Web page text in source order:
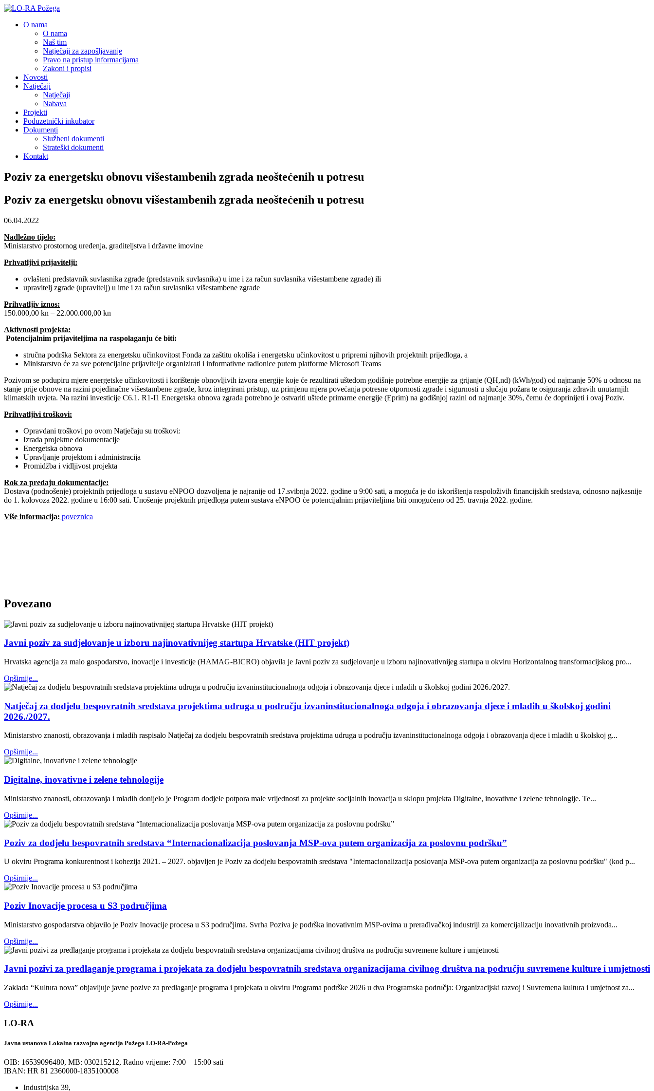
O nama
O nama
Naš tim
Natječaji za zapošljavanje
Pravo na pristup informacijama
Zakoni i propisi
Novosti
Natječaji
Natječaji
Nabava
Projekti
Poduzetnički inkubator
Dokumenti
Službeni dokumenti
Strateški dokumenti
Kontakt
Poziv za energetsku obnovu višestambenih zgrada neoštećenih u potresu
Poziv za energetsku obnovu višestambenih zgrada neoštećenih u potresu
06.04.2022
Nadležno tijelo:
Ministarstvo prostornog uređenja, graditeljstva i državne imovine
Prhvatljivi prijavitelji:
ovlašteni predstavnik suvlasnika zgrade (predstavnik suvlasnika) u ime i za račun suvlasnika višestambene zgrade) ili
upravitelj zgrade (upravitelj) u ime i za račun suvlasnika višestambene zgrade
Prihvatljiv iznos:
150.000,00 kn – 22.000.000,00 kn
Aktivnosti projekta:
Potencijalnim prijaviteljima na raspolaganju će biti:
stručna podrška Sektora za energetsku učinkovitost Fonda za zaštitu okoliša i energetsku učinkovitost u pripremi njihovih projektnih prijedloga, a
Ministarstvo će za sve potencijalne prijavitelje organizirati i informativne radionice putem platforme Microsoft Teams
Pozivom se podupiru mjere energetske učinkovitosti i korištenje obnovljivih izvora energije koje će rezultirati uštedom godišnje potrebne energije za grijanje (QH,nd) (kWh/god) od najmanje 50% u odnosu na
stanje prije obnove na razini pojedinačne višestambene zgrade, kroz integrirani pristup, uz primjenu mjera povećanja potresne otpornosti zgrade i sigurnosti u slučaju požara te osiguranja zdravih unutarnjih
klimatskih uvjeta. Na razini investicije C6.1. R1-I1 Energetska obnova zgrada potrebno je ostvariti uštede primarne energije (Eprim) na godišnjoj razini od najmanje 30%, čemu će doprinijeti i ovaj Poziv.
Prihvatljivi troškovi:
Opravdani troškovi po ovom Natječaju su troškovi:
Izrada projektne dokumentacije
Energetska obnova
Upravljanje projektom i administracija
Promidžba i vidljivost projekta
Rok za predaju dokumentacije:
Dostava (podnošenje) projektnih prijedloga u sustavu eNPOO dozvoljena je najranije od 17.svibnja 2022. godine u 9:00 sati, a moguća je do iskorištenja raspoloživih financijskih sredstava, odnosno najkasnije
do 1. kolovoza 2022. godine u 16:00 sati. Unošenje projektnih prijedloga putem sustava eNPOO će potencijalnim prijaviteljima biti omogućeno od 25. travnja 2022. godine.
Više informacija: poveznica
Povezano
Javni poziv za sudjelovanje u izboru najinovativnijeg startupa Hrvatske (HIT projekt)
Hrvatska agencija za malo gospodarstvo, inovacije i investicije (HAMAG-BICRO) objavila je Javni poziv za sudjelovanje u izboru najinovativnijeg startupa u okviru Horizontalnog transformacijskog pro...
Opširnije...
Natječaj za dodjelu bespovratnih sredstava projektima udruga u području izvaninstitucionalnoga odgoja i obrazovanja djece i mladih u školskoj godini
2026./2027.
Ministarstvo znanosti, obrazovanja i mladih raspisalo Natječaj za dodjelu bespovratnih sredstava projektima udruga u području izvaninstitucionalnoga odgoja i obrazovanja djece i mladih u školskoj g...
Opširnije...
Digitalne, inovativne i zelene tehnologije
Ministarstvo znanosti, obrazovanja i mladih donijelo je Program dodjele potpora male vrijednosti za projekte socijalnih inovacija u sklopu projekta Digitalne, inovativne i zelene tehnologije. Te...
Opširnije...
Poziv za dodjelu bespovratnih sredstava “Internacionalizacija poslovanja MSP-ova putem organizacija za poslovnu podršku”
U okviru Programa konkurentnost i kohezija 2021. – 2027. objavljen je Poziv za dodjelu bespovratnih sredstava "Internacionalizacija poslovanja MSP-ova putem organizacija za poslovnu podršku" (kod p...
Opširnije...
Poziv Inovacije procesa u S3 područjima
Ministarstvo gospodarstva objavilo je Poziv Inovacije procesa u S3 područjima. Svrha Poziva je podrška inovativnim MSP-ovima u prerađivačkoj industriji za komercijalizaciju inovativnih proizvoda...
Opširnije...
Javni pozivi za predlaganje programa i projekata za dodjelu bespovratnih sredstava organizacijama civilnog društva na području suvremene kulture i umjetnosti
Zaklada “Kultura nova” objavljuje javne pozive za predlaganje programa i projekata u okviru Programa podrške 2026 u dva Programska područja: Organizacijski razvoj i Suvremena kultura i umjetnost za...
Opširnije...
LO-RA
Javna ustanova Lokalna razvojna agencija Požega LO-RA-Požega
OIB: 16539096480, MB: 030215212, Radno vrijeme: 7:00 – 15:00 sati
IBAN: HR 81 2360000-1835100008
Industrijska 39,